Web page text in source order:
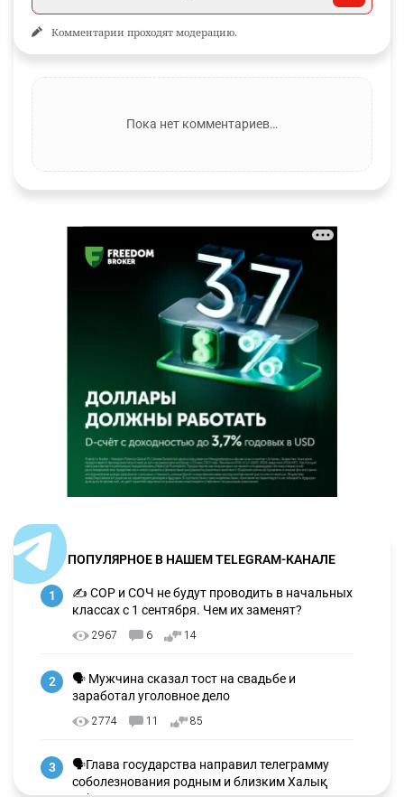
Комментарии проходят модерацию.
Пока нет комментариев…
ПОПУЛЯРНОЕ В НАШЕМ TELEGRAM-КАНАЛЕ
1
✍️ СОР и СОЧ не будут проводить в начальных
классах с 1 сентября. Чем их заменят?
2967 6 14
2
🗣 Мужчина сказал тост на свадьбе и
заработал уголовное дело
2774 11 85
3
🗣Глава государства направил телеграмму
соболезнования родным и близким Халық